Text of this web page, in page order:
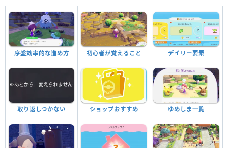
序盤効率的な進め方 初心者が覚えること デイリー要素
取り返しつかない ショップおすすめ ゆめしま一覧